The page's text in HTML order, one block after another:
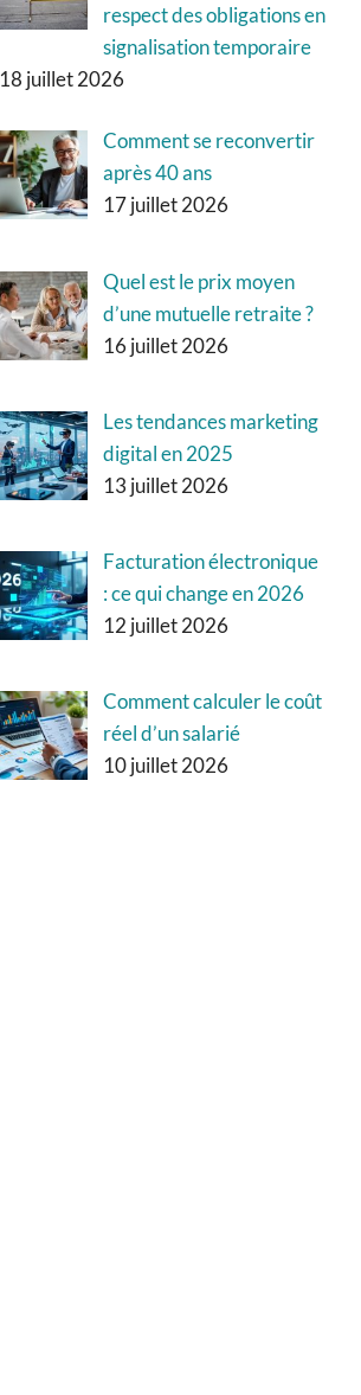
respect des obligations en
signalisation temporaire
18 juillet 2026
Comment se reconvertir
après 40 ans
17 juillet 2026
Quel est le prix moyen
d’une mutuelle retraite ?
16 juillet 2026
Les tendances marketing
digital en 2025
13 juillet 2026
Facturation électronique
: ce qui change en 2026
12 juillet 2026
Comment calculer le coût
réel d’un salarié
10 juillet 2026